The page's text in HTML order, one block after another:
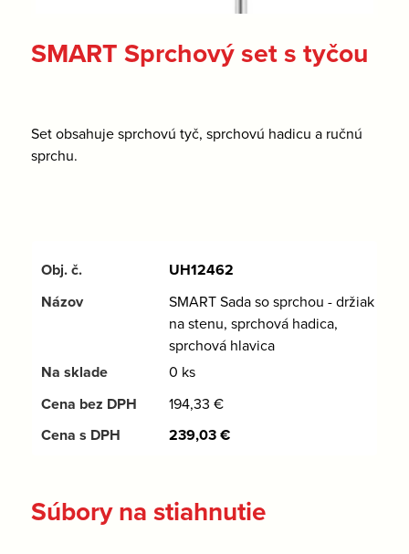
SMART Sprchový set s tyčou
Set obsahuje sprchovú tyč, sprchovú hadicu a ručnú
sprchu.
UH12462
SMART Sada so sprchou - držiak
na stenu, sprchová hadica,
sprchová hlavica
0 ks
194,33 €
239,03€
Súbory na stiahnutie